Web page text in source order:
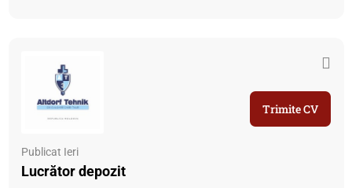
Publicat Ieri
Lucrător depozit
Trimite CV